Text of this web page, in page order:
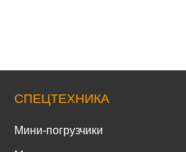
СПЕЦТЕХНИКА
Мини-погрузчики